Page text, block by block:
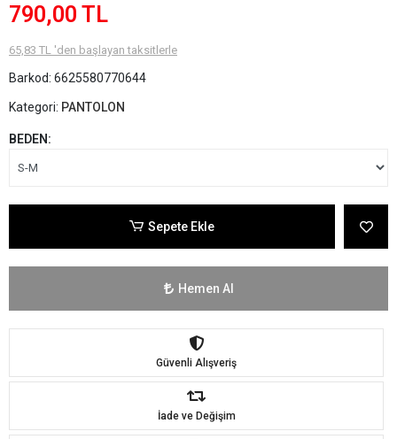
790,00 TL
65,83 TL 'den başlayan taksitlerle
Barkod: 6625580770644
Kategori: PANTOLON
BEDEN:
Sepete Ekle
Hemen Al
Güvenli Alışveriş
İade ve Değişim